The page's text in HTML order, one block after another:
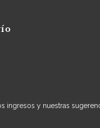
ingresos y nuestras